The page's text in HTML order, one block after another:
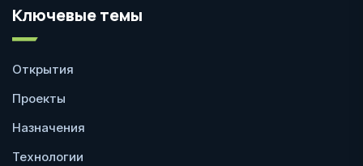
Ключевые темы
Открытия
Проекты
Назначения
Технологии